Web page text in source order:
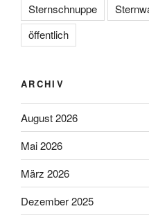
Sternschnuppe
öffentlich
ARCHIV
August 2026
Mai 2026
März 2026
Dezember 2025